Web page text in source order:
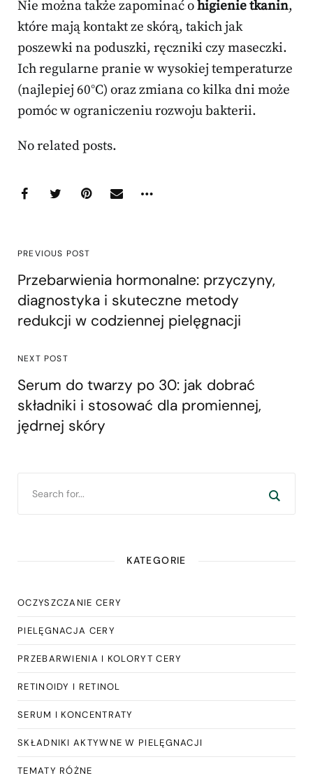
Nie można także zapominać ohigienie tkanin,
które mają kontakt ze skórą, takich jak
poszewki na poduszki, ręczniki czy maseczki.
Ich regularne pranie w wysokiej temperaturze
(najlepiej 60°C) oraz zmiana co kilka dni może
pomóc w ograniczeniu rozwoju bakterii.
No related posts.
PREVIOUS POST
Przebarwienia hormonalne: przyczyny,
diagnostyka i skuteczne metody
redukcji w codziennej pielęgnacji
NEXT POST
Serum do twarzy po 30: jak dobrać
składniki i stosować dla promiennej,
jędrnej skóry
KATEGORIE
OCZYSZCZANIE CERY
PIELĘGNACJA CERY
PRZEBARWIENIA I KOLORYT CERY
RETINOIDY I RETINOL
SERUM I KONCENTRATY
SKŁADNIKI AKTYWNE W PIELĘGNACJI
TEMATY RÓŻNE